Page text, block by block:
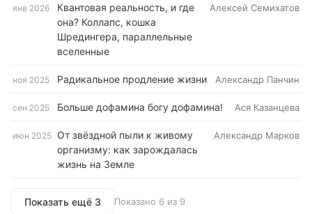
янв 2026
Квантовая реальность, и где
она? Коллапс, кошка
Шредингера, параллельные
вселенные
Алексей Семихатов
ноя 2025 Радикальное продление жизни Александр Панчин
сен 2025 Больше дофамина богу дофамина! Ася Казанцева
июн 2025 От звёздной пыли к живому
организму: как зарождалась
жизнь на Земле
Александр Марков
Показать ещё 3 Показано 6 из 9